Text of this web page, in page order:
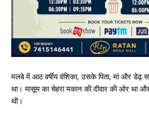
मलबे में आठ वर्षीय वंशिका, उसके पिता, मां और डेढ़
था। मासूम का चेहरा मकान की दीवार की ओर था
थी।